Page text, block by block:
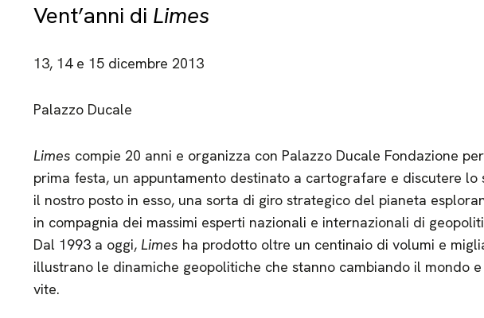
Vent’anni di Limes
13, 14 e 15 dicembre 2013
Palazzo Ducale
Limes compie 20 anni e organizza con Palazzo Ducale Fondazione
prima festa, un appuntamento destinato a cartografare e discutere lo
il nostro posto in esso, una sorta di giro strategico del pianeta
in compagnia dei massimi esperti nazionali e internazionali di
Dal 1993 a oggi, Limes ha prodotto oltre un centinaio di volumi e
illustrano le dinamiche geopolitiche che stanno cambiando il mondo
vite.